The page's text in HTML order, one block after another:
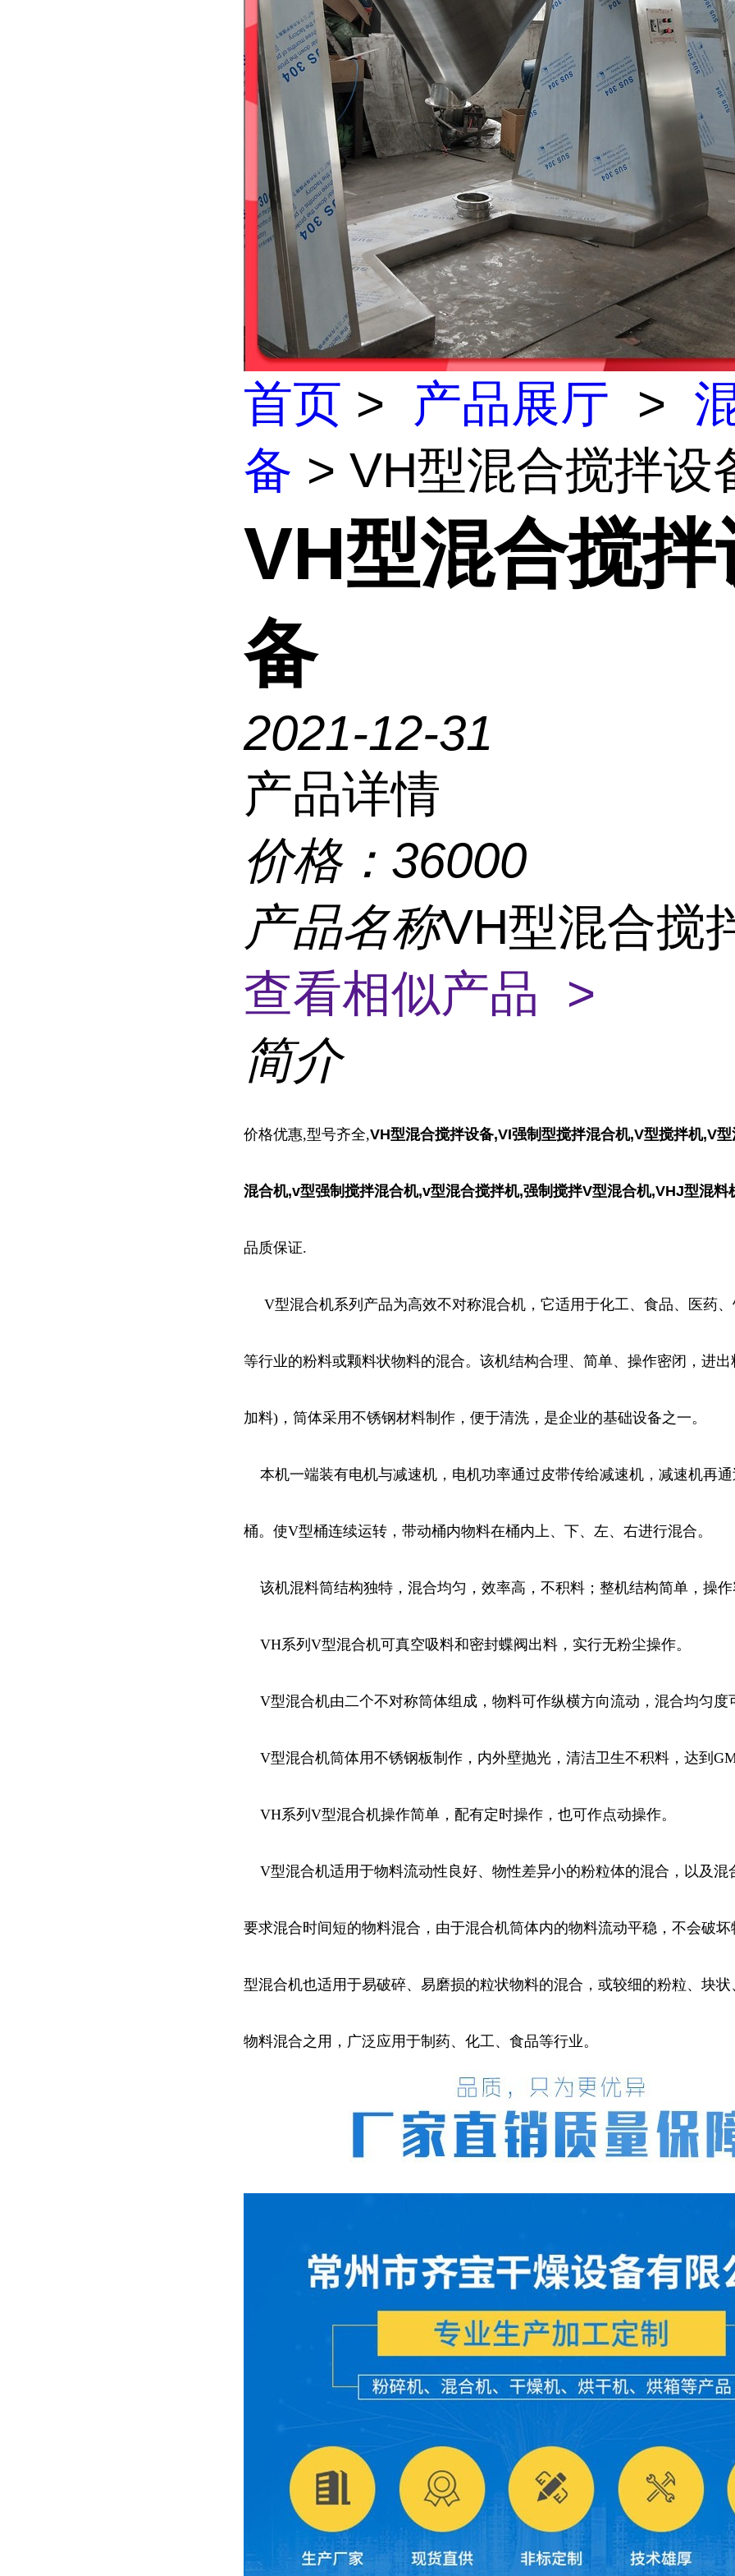
首页 > 产品展厅 >
备 > VH型混合搅拌设
VH型混合搅拌
备
2021-12-31
产品详情
价格： 36000
产品名称VH型混合搅
查看相似产品 >
简介
价格优惠,型号齐全,VH型混合搅拌设备,VI强制型搅拌混合机,V型搅拌机,V
混合机,v型强制搅拌混合机,v型混合搅拌机,强制搅拌V型混合机,VHJ型混料
品质保证.
V型混合机系列产品为高效不对称混合机，它适用于化工、食品、医药
等行业的粉料或颗料状物料的混合。该机结构合理、简单、操作密闭，进
加料)，筒体采用不锈钢材料制作，便于清洗，是企业的基础设备之一。
本机一端装有电机与减速机，电机功率通过皮带传给减速机，减速机再
桶。使V型桶连续运转，带动桶内物料在桶内上、下、左、右进行混合。
该机混料筒结构独特，混合均匀，效率高，不积料；整机结构简单，操
VH系列V型混合机可真空吸料和密封蝶阀出料，实行无粉尘操作。
V型混合机由二个不对称筒体组成，物料可作纵横方向流动，混合均匀度
V型混合机筒体用不锈钢板制作，内外壁抛光，清洁卫生不积料，达到
VH系列V型混合机操作简单，配有定时操作，也可作点动操作。
V型混合机适用于物料流动性良好、物性差异小的粉粒体的混合，以及混
要求混合时间短的物料混合，由于混合机筒体内的物料流动平稳，不会破
型混合机也适用于易破碎、易磨损的粒状物料的混合，或较细的粉粒、块
物料混合之用，广泛应用于制药、化工、食品等行业。